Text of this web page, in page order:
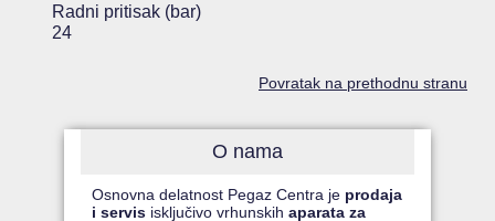
Radni pritisak (bar)
24
Povratak na prethodnu stranu
O nama
Osnovna delatnost Pegaz Centra je prodaja
i servis isključivo vrhunskihaparata za